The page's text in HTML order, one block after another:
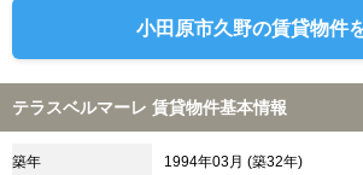
小田原市久野の賃貸物件
テラスベルマーレ 賃貸物件基本情報
築年 1994年03月 (築32年)